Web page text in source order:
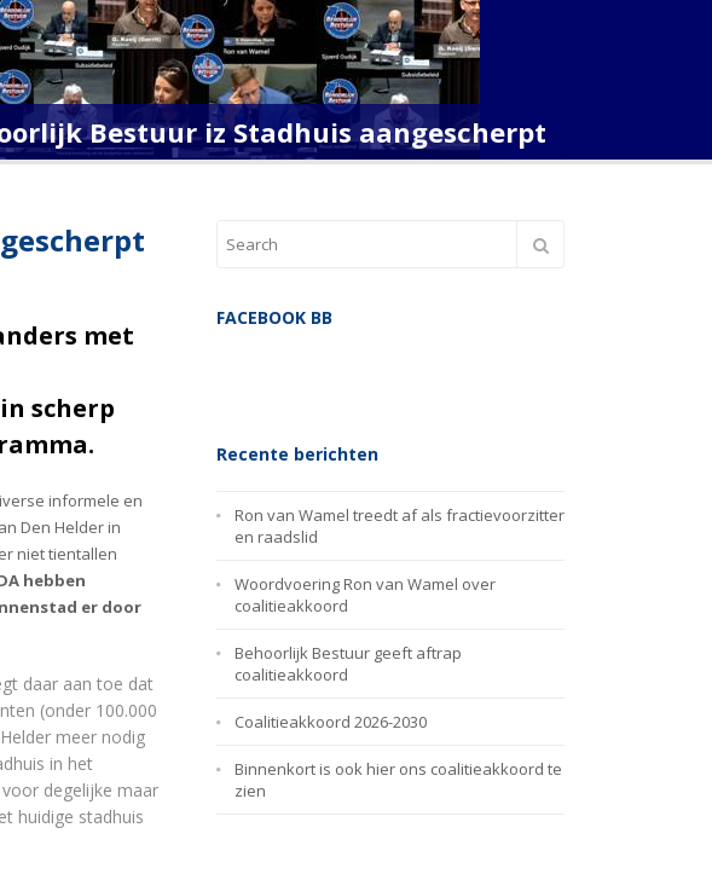
Bestuur iz Stadhuis aangescherpt
met
scherp
informele en
Den Helder in
niet tientallen
hebben
er door
daar aan toe dat
(onder 100.000
meer nodig
in het
degelijke maar
huidige stadhuis
FACEBOOK BB
Recente berichten
Ron van Wamel treedt af als fractievoorzitter
en raadslid
Woordvoering Ron van Wamel over
coalitieakkoord
Behoorlijk Bestuur geeft aftrap
coalitieakkoord
Coalitieakkoord 2026-2030
Binnenkort is ook hier ons coalitieakkoord te
zien